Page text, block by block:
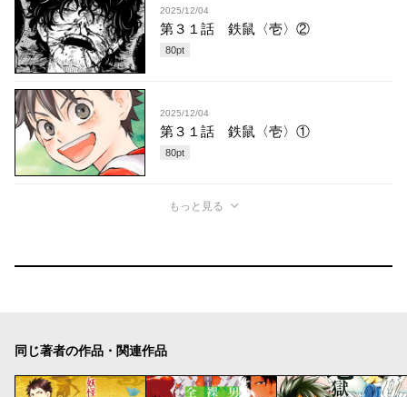
2025/12/04
第３１話 鉄鼠〈壱〉②
80pt
2025/12/04
第３１話 鉄鼠〈壱〉①
80pt
もっと見る
同じ著者の作品・関連作品